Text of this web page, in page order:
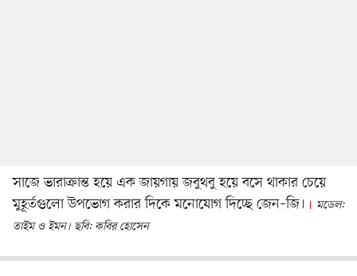
সাজে ভারাক্রান্ত হয়ে এক জায়গায় জবুথবু হয়ে বসে থাকার চেয়ে
মুহূর্তগুলো উপভোগ করার দিকে মনোযোগ দিচ্ছে জেন–জি।
মডেল:
তাইম ও ইমন। ছবি: কবির হোসেন